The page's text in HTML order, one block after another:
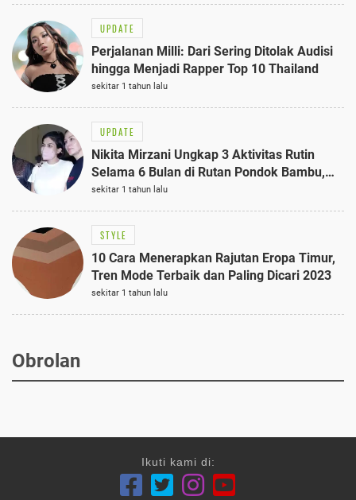
UPDATE
Perjalanan Milli: Dari Sering Ditolak Audisi
hingga Menjadi Rapper Top 10 Thailand
sekitar 1 tahun lalu
UPDATE
Nikita Mirzani Ungkap 3 Aktivitas Rutin
Selama 6 Bulan di Rutan Pondok Bambu,
Terungkap!
sekitar 1 tahun lalu
STYLE
10 Cara Menerapkan Rajutan Eropa Timur,
Tren Mode Terbaik dan Paling Dicari 2023
sekitar 1 tahun lalu
Obrolan
Ikuti kami di: